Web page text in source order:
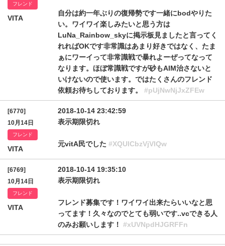
フレンド
VITA
自分は約一年ぶりの復帰勢です一緒にbodやりた
い。ワイワイ楽しみたいと思う方は
LuNa_Rainbow_skyに掲示板見ましたと言ってく
れればOKです非常識はあまり好きではなく、たま
ぁにワーイって非常識戦で暴れよーぜってなって
なります。ほぼ常識戦ですが砂もAIM治さないと
いけないので使います。ではたくさんのフレンド
依頼お待ちしております。 #pUjNwNjJxZFEw
[6770]
10月14日
フレンド
VITA
2018-10-14 23:42:59
表示期限切れ
元vitA民でした #XQUlCbzVjVlQw
[6769]
10月14日
フレンド
VITA
2018-10-14 19:35:10
表示期限切れ
フレンド募集です！ワイワイ出来たらいいなと思
ってます！久々なのでとても弱いです..vcできる人
のみお願いします！ #xUVNpdHJGRFFn